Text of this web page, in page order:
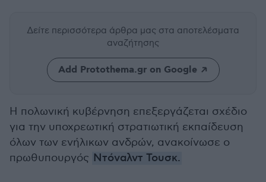
Δείτε περισσότερα άρθρα μας στα αποτελέσματα
αναζήτησης
Add Protothema.gr on Google
Η πολωνική κυβέρνηση επεξεργάζεται σχέδιο
για την υποχρεωτική στρατιωτική εκπαίδευση
όλων των ενήλικων ανδρών, ανακοίνωσε ο
πρωθυπουργός Ντόναλντ Τουσκ.